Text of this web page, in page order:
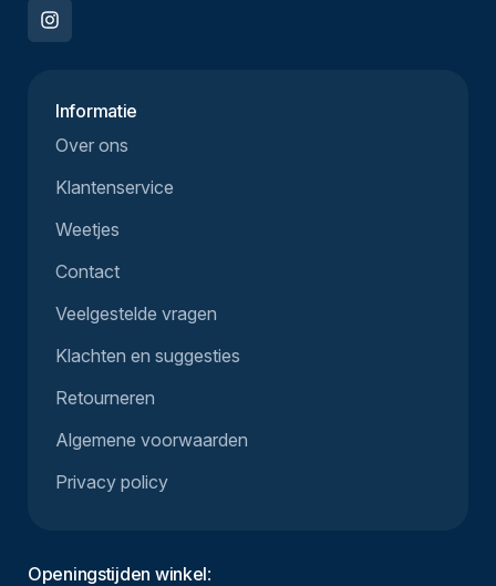
Informatie
Over ons
Klantenservice
Weetjes
Contact
Veelgestelde vragen
Klachten en suggesties
Retourneren
Algemene voorwaarden
Privacy policy
Openingstijden winkel: